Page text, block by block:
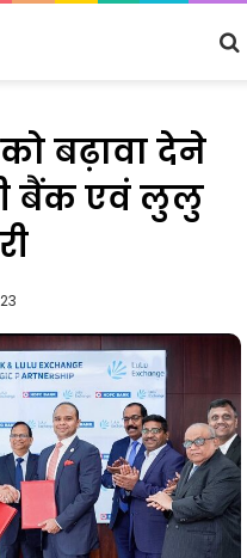
बढ़ावा देने
बैंक एवं लुलु